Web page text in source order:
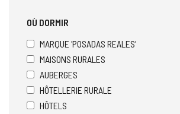
OÙ DORMIR
MARQUE 'POSADAS REALES'
MAISONS RURALES
AUBERGES
HÔTELLERIE RURALE
HÔTELS